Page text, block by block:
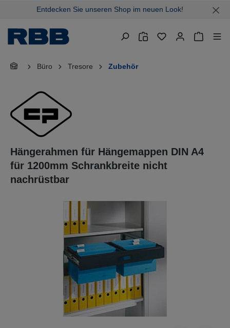
springenEntdecken Sie unseren Shop im neuen Look!
Büro Tresore Zubehör
Hängerahmen für Hängemappen DIN A4
für 1200mm Schrankbreite nicht
nachrüstbar